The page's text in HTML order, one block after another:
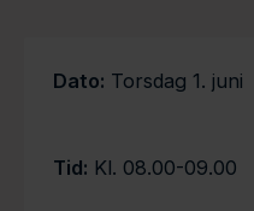
Dato: Torsdag 1. juni
Tid: Kl. 08.00-09.00